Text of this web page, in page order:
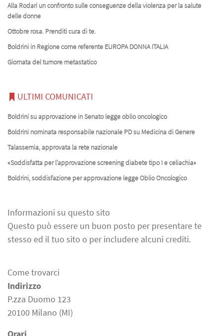
Alla Rodari un confronto sulle conseguenze della violenza per la salute
delle donne
Ottobre rosa. Prenditi cura di te.
Boldrini in Regione come referente EUROPA DONNA ITALIA
Giornata del tumore metastatico
ULTIMI COMUNICATI
Boldrini su approvazione in Senato legge oblio oncologico
Boldrini nominata responsabile nazionale PD su Medicina di Genere
Talassemia, approvata la rete nazionale
«Soddisfatta per l’approvazione screening diabete tipo I e celiachia»
Boldrini, soddisfazione per approvazione legge Oblio Oncologico
Informazioni su questo sito
Questo può essere un buon posto per presentare te
stesso ed il tuo sito o per includere alcuni crediti.
Come trovarci
Indirizzo
P.zza Duomo 123
20100 Milano (MI)
Orari